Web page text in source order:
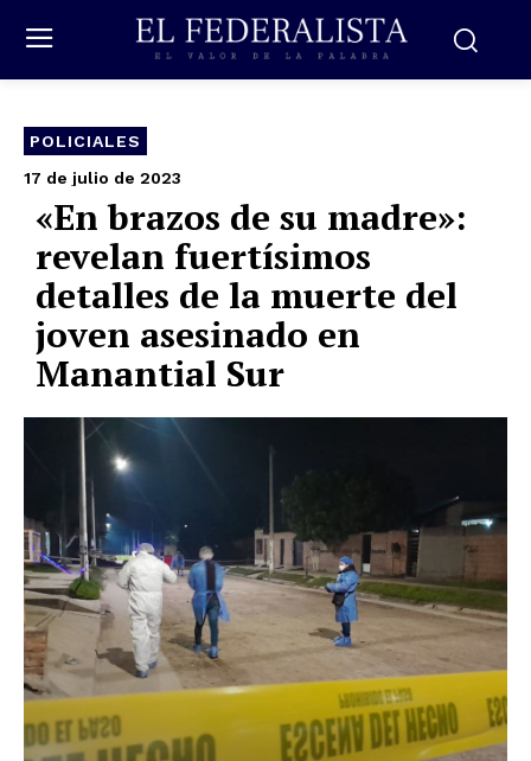
POLICIALES
17 de julio de 2023
«En brazos de su madre»:
revelan fuertísimos
detalles de la muerte del
joven asesinado en
Manantial Sur